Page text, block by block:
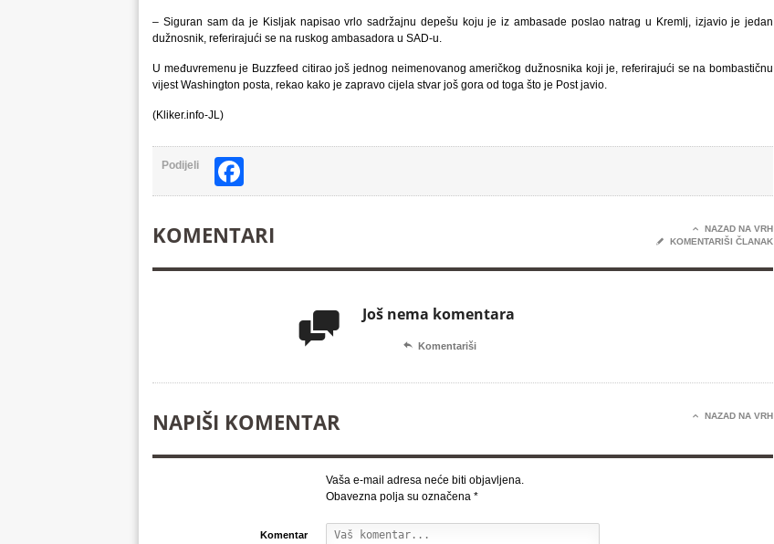
– Siguran sam da je Kisljak napisao vrlo sadržajnu depešu koju je iz ambasade poslao natrag u Kremlj, izjavio je jedan
dužnosnik, referirajući se na ruskog ambasadora u SAD-u.
U međuvremenu je Buzzfeed citirao još jednog neimenovanog američkog dužnosnika koji je, referirajući se na bombastičnu
vijest Washington posta, rekao kako je zapravo cijela stvar još gora od toga što je Post javio.
(Kliker.info-JL)
Podijeli
KOMENTARI 
NAZAD NA VRH
✎
KOMENTARIŠI ČLANAK
 Još nema komentara
 Komentariši
NAPIŠI KOMENTAR  NAZAD NA VRH
Vaša e-mail adresa neće biti objavljena.
Obavezna polja su označena *
Komentar